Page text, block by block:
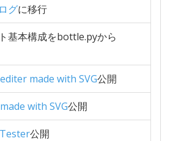
グに移行
基本構成をbottle.pyから
made with SVG公開
with SVG公開
公開